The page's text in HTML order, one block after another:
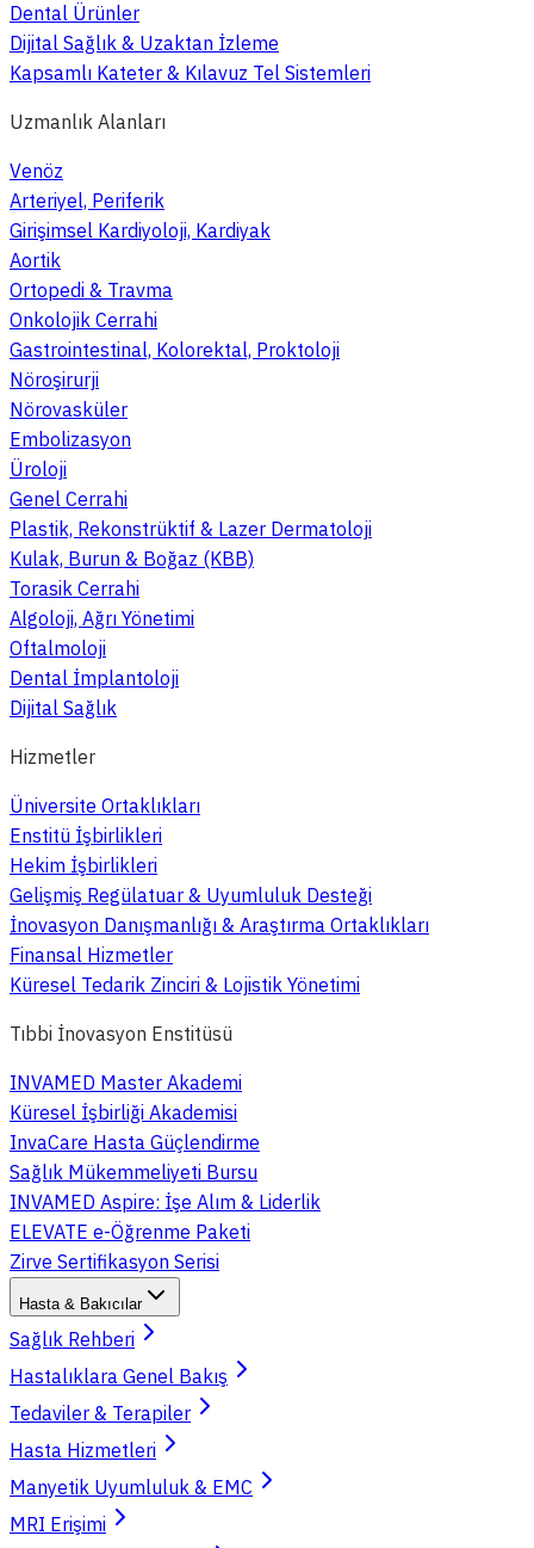
Dental Ürünler
Dijital Sağlık & Uzaktan İzleme
Kapsamlı Kateter & Kılavuz Tel Sistemleri
Uzmanlık Alanları
Venöz
Arteriyel, Periferik
Girişimsel Kardiyoloji, Kardiyak
Aortik
Ortopedi & Travma
Onkolojik Cerrahi
Gastrointestinal, Kolorektal, Proktoloji
Nöroşirurji
Nörovasküler
Embolizasyon
Üroloji
Genel Cerrahi
Plastik, Rekonstrüktif & Lazer Dermatoloji
Kulak, Burun & Boğaz (KBB)
Torasik Cerrahi
Algoloji, Ağrı Yönetimi
Oftalmoloji
Dental İmplantoloji
Dijital Sağlık
Hizmetler
Üniversite Ortaklıkları
Enstitü İşbirlikleri
Hekim İşbirlikleri
Gelişmiş Regülatuar & Uyumluluk Desteği
İnovasyon Danışmanlığı & Araştırma Ortaklıkları
Finansal Hizmetler
Küresel Tedarik Zinciri & Lojistik Yönetimi
Tıbbi İnovasyon Enstitüsü
INVAMED Master Akademi
Küresel İşbirliği Akademisi
InvaCare Hasta Güçlendirme
Sağlık Mükemmeliyeti Bursu
INVAMED Aspire: İşe Alım & Liderlik
ELEVATE e-Öğrenme Paketi
Zirve Sertifikasyon Serisi
Hasta & Bakıcılar
Sağlık Rehberi
Hastalıklara Genel Bakış
Tedaviler & Terapiler
Hasta Hizmetleri
Manyetik Uyumluluk & EMC
MRI Erişimi